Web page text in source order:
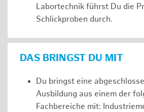
Labortechnik führst Du die
Schlickproben durch.
DAS BRINGST DU MIT
Du bringst eine
Ausbildung aus einem der
Fachbereiche mit: